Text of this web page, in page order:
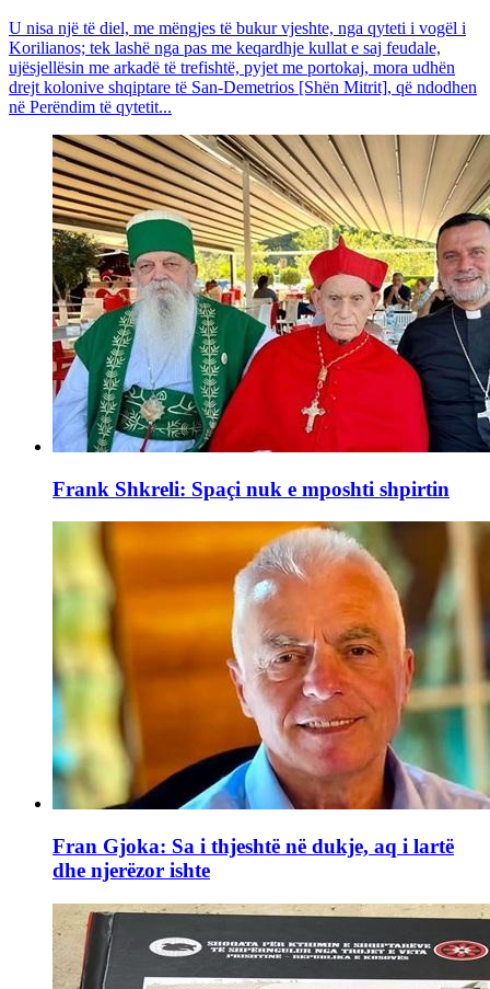
U nisa një të diel, me mëngjes të bukur vjeshte, nga qyteti i vogël i
Korilianos; tek lashë nga pas me keqardhje kullat e saj feudale,
ujësjellësin me arkadë të trefishtë, pyjet me portokaj, mora udhën
drejt kolonive shqiptare të San-Demetrios [Shën Mitrit], që ndodhen
në Perëndim të qytetit...
Frank Shkreli: Spaçi nuk e mposhti shpirtin
Fran Gjoka: Sa i thjeshtë në dukje, aq i lartë
dhe njerëzor ishte